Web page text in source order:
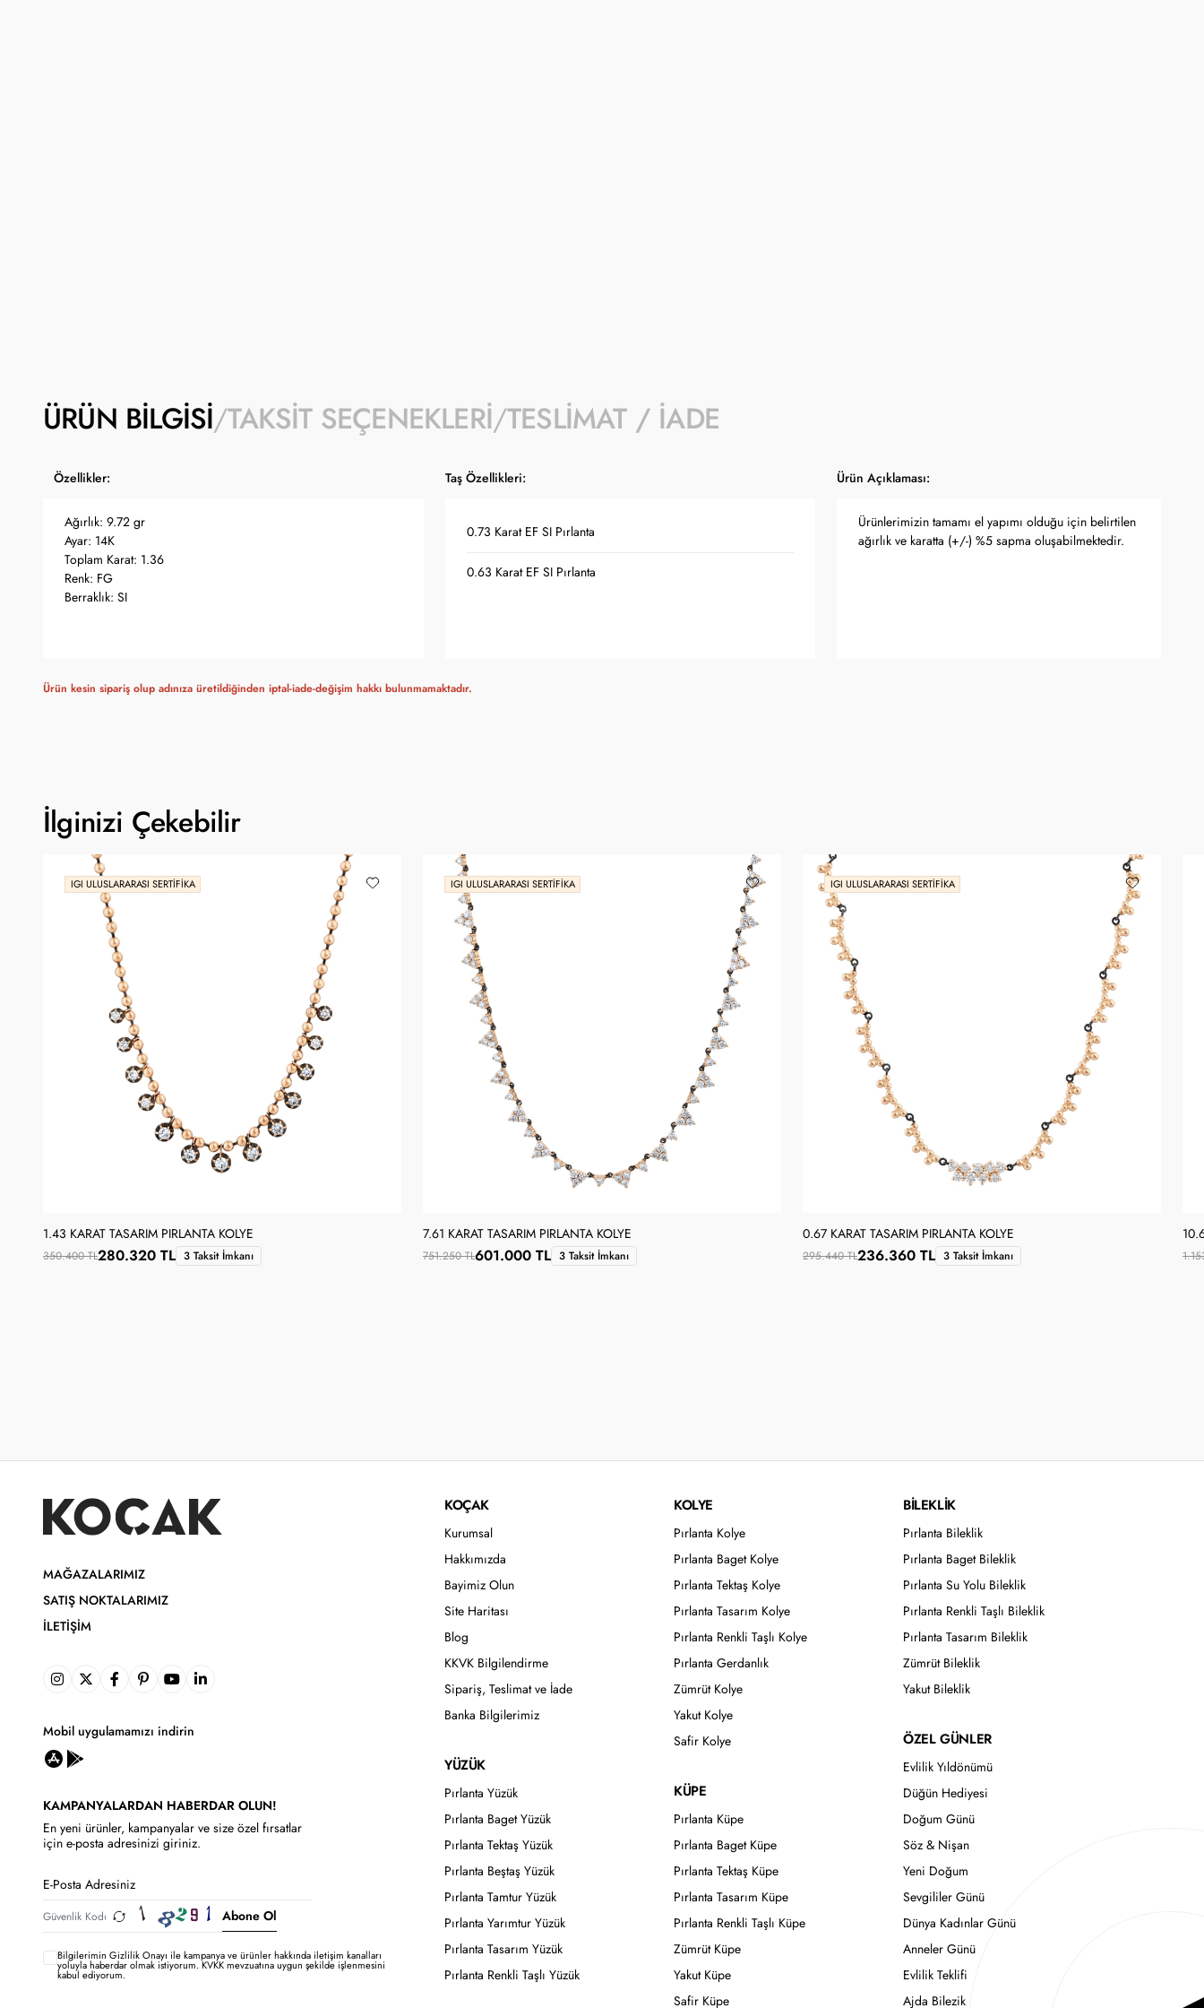
ÜRÜN BILGISI TAKSIT SEÇENEKLERI TESLIMAT / İADE
Özellikler: Taş Özellikleri: Ürün Açıklaması:
Ağırlık: 9.72 gr
Ayar: 14K
Toplam Karat: 1.36
Renk: FG
Berraklık: SI
0.73 Karat EF SI Pırlanta
0.63 Karat EF SI Pırlanta
Ürünlerimizin tamamı el yapımı olduğu için belirtilen
ağırlık ve karatta (+/-) %5 sapma oluşabilmektedir.
Ürün kesin sipariş olup adınıza üretildiğinden iptal-iade-değişim hakkı bulunmamaktadır.
İlginizi Çekebilir
IGI ULUSLARARASI SERTIFIKA
1.43 KARAT TASARIM PIRLANTA KOLYE
350.400 TL280.320 TL 3 Taksit İmkanı
IGI ULUSLARARASI SERTIFIKA
7.61 KARAT TASARIM PIRLANTA KOLYE
751.250 TL601.000 TL 3 Taksit İmkanı
IGI ULUSLARARASI SERTIFIKA
0.67 KARAT TASARIM PIRLANTA KOLYE
295.440 TL236.360 TL 3 Taksit İmkanı
MAĞAZALARIMIZ
SATIŞ NOKTALARIMIZ
İLETIŞIM
Mobil uygulamamızı indirin
KAMPANYALARDAN HABERDAR OLUN!
En yeni ürünler, kampanyalar ve size özel fırsatlar
için e-posta adresinizi giriniz.
Abone Ol
Bilgilerimin Gizlilik Onayı ile kampanya ve ürünler hakkında iletişim kanalları
yoluyla haberdar olmak istiyorum.KVKK mevzuatına uygun şekilde işlenmesini
kabul ediyorum.
KOÇAK
Kurumsal
Hakkımızda
Bayimiz Olun
Site Haritası
Blog
KKVK Bilgilendirme
Sipariş, Teslimat ve İade
Banka Bilgilerimiz
YÜZÜK
Pırlanta Yüzük
Pırlanta Baget Yüzük
Pırlanta Tektaş Yüzük
Pırlanta Beştaş Yüzük
Pırlanta Tamtur Yüzük
Pırlanta Yarımtur Yüzük
Pırlanta Tasarım Yüzük
Pırlanta Renkli Taşlı Yüzük
KOLYE
Pırlanta Kolye
Pırlanta Baget Kolye
Pırlanta Tektaş Kolye
Pırlanta Tasarım Kolye
Pırlanta Renkli Taşlı Kolye
Pırlanta Gerdanlık
Zümrüt Kolye
Yakut Kolye
Safir Kolye
KÜPE
Pırlanta Küpe
Pırlanta Baget Küpe
Pırlanta Tektaş Küpe
Pırlanta Tasarım Küpe
Pırlanta Renkli Taşlı Küpe
Zümrüt Küpe
Yakut Küpe
Safir Küpe
BİLEKLİK
Pırlanta Bileklik
Pırlanta Baget Bileklik
Pırlanta Su Yolu Bileklik
Pırlanta Renkli Taşlı Bileklik
Pırlanta Tasarım Bileklik
Zümrüt Bileklik
Yakut Bileklik
ÖZEL GÜNLER
Evlilik Yıldönümü
Düğün Hediyesi
Doğum Günü
Söz & Nişan
Yeni Doğum
Sevgililer Günü
Dünya Kadınlar Günü
Anneler Günü
Evlilik Teklifi
Ajda Bilezik